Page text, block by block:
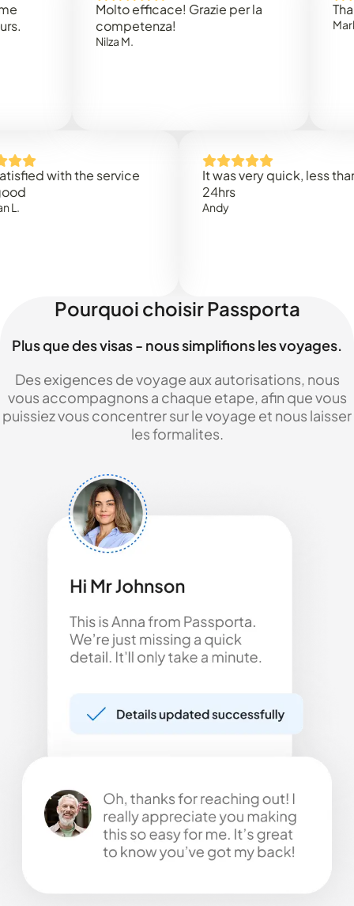
Molto efficace! Grazie per la
competenza!
Thank
Mark N.
with the service
It was very quick, less than
Pourquoi choisir Passporta
Plus que des visas - nous simplifions les voyages.
Des exigences de voyage aux autorisations, nous
vous accompagnons a chaque etape, afin que vous
puissiez vous concentrer sur le voyage et nous laisser
les formalites.